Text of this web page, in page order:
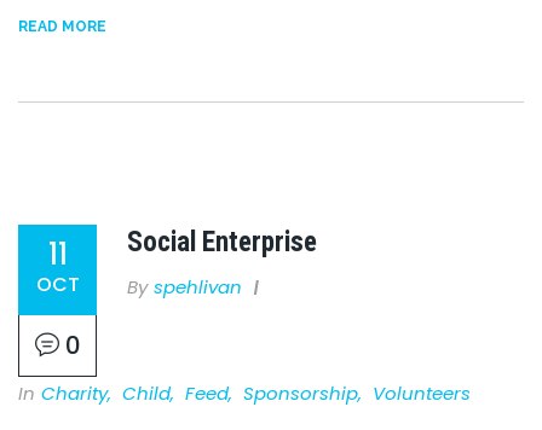
READ MORE
11
OCT
0
Social Enterprise
By Spehlivan
In Charity, Child, Feed, Sponsorship, Volunteers